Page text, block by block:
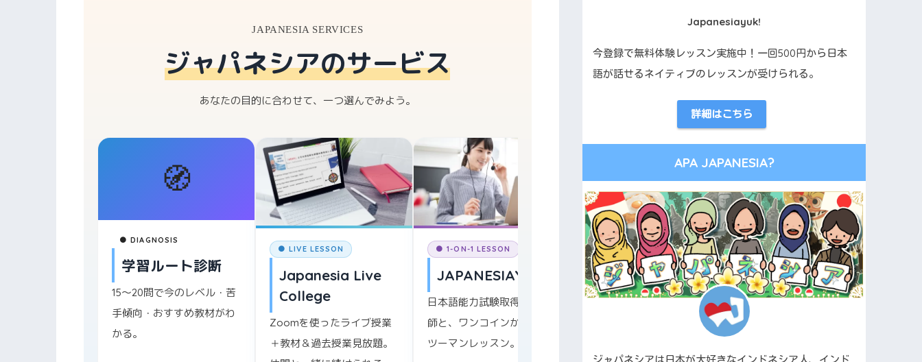
JAPANESIA SERVICES
ジャパネシアのサービス
あなたの目的に合わせて、一つ選んでみよう。
🧭
● DIAGNOSIS
学習ルート診断
15〜20問で今のレベル・苦
手傾向・おすすめ教材がわ
かる。
● LIVE LESSON
Japanesia Live
College
Zoomを使ったライブ授業
＋教材＆過去授業見放題。
● 1-ON-1 LESSON
JAPANESIAYUK
日本語能力試験取得済み講
師と、ワンコインからマン
ツーマンレッスン。
● LANGUAGE SCHOOL
Kebun Bahasa
ジャカルタ・スナヤンエリ
アのインドネシア語学校。
無料体験受付中。
✉️
● NEWSLETTER
365日フレーズ メ
ルマガ
365日毎日、すぐ使える実
用フレーズと勉強のコツを
無料配信。続く学習習慣を
Japanesiayuk!
今登録で無料体験レッスン実施中！一回500円から日本
語が話せるネイティブのレッスンが受けられる。
詳細はこちら
APA JAPANESIA?
ジャパネシアは日本が大好きなインドネシア人、インド